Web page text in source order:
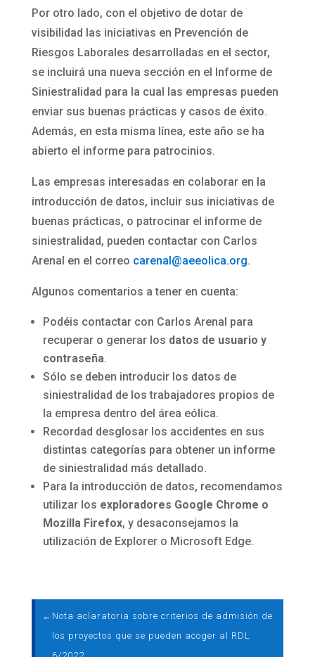
Por otro lado, con el objetivo de dotar de
visibilidad las iniciativas en Prevención de
Riesgos Laborales desarrolladas en el sector,
se incluirá una nueva sección en el Informe de
Siniestralidad para la cual las empresas pueden
enviar sus buenas prácticas y casos de éxito.
Además, en esta misma línea, este año se ha
abierto el informe para patrocinios.
Las empresas interesadas en colaborar en la
introducción de datos, incluir sus iniciativas de
buenas prácticas, o patrocinar el informe de
siniestralidad, pueden contactar con Carlos
Arenal en el correo carenal@aeeolica.org.
Algunos comentarios a tener en cuenta:
Podéis contactar con Carlos Arenal para
recuperar o generar los datos de usuario y
contraseña.
Sólo se deben introducir los datos de
siniestralidad de los trabajadores propios de
la empresa dentro del área eólica.
Recordad desglosar los accidentes en sus
distintas categorías para obtener un informe
de siniestralidad más detallado.
Para la introducción de datos, recomendamos
utilizar los exploradores Google Chrome o
Mozilla Firefox, y desaconsejamos la
utilización de Explorer o Microsoft Edge.
← Nota aclaratoria sobre criterios de admisión de
los proyectos que se pueden acoger al RDL